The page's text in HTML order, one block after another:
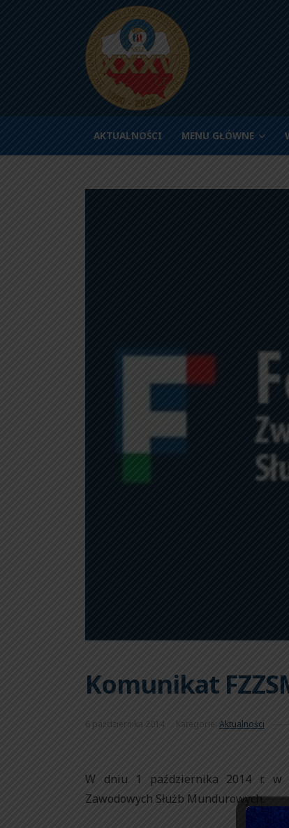
AKTUALNOŚCI MENU GŁÓWNE
Komunikat
6 października 2014 Kategorie: Aktualności
W dniu 1 października 2014 r. w
Zawodowych Służb Mundurowych.